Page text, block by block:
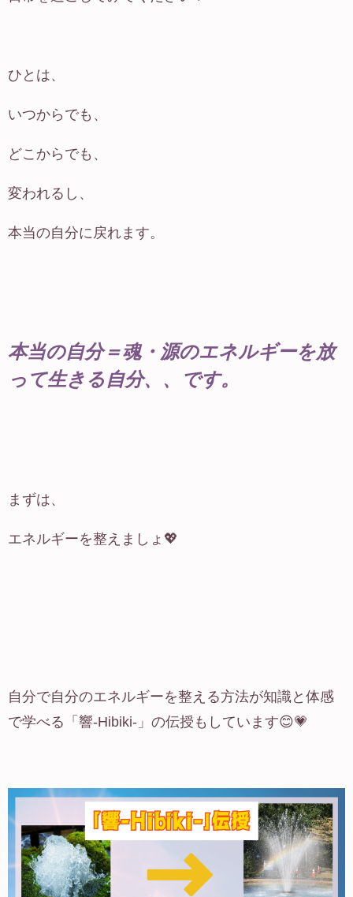
ひとは、
いつからでも、
どこからでも、
変われるし、
本当の自分に戻れます。
本当の自分＝魂・源のエネルギーを放
って生きる自分、、です。
まずは、
エネルギーを整えましょ💖
自分で自分のエネルギーを整える方法が知識と体感
で学べる「響-Hibiki-」の伝授もしています😊💗